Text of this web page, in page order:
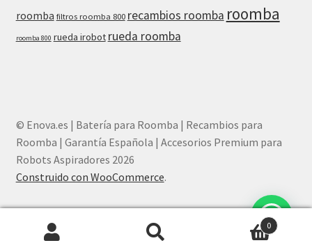
roomba filtros roomba 800 recambios roomba roomba
roomba 800 rueda irobot rueda roomba
© Enova.es | Batería para Roomba | Recambios para
Roomba | Garantía Española | Accesorios Premium para
Robots Aspiradores 2026
Construido con WooCommerce.
0